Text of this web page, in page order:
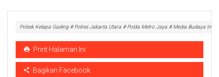
Polsek Kelapa Gading # Polres Jakarta Utara # Polda Metro Jaya # Media Budaya
Print Halaman Ini
Bagikan Facebook